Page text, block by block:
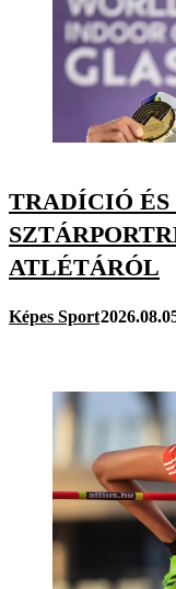
TRADÍCIÓ ÉS
ATLÉTÁRÓL
Képes Sport